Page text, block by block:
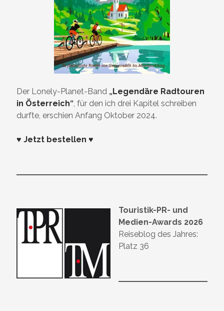
Der Lonely-Planet-Band „Legendäre Radtouren
in Österreich“ , für den ich drei Kapitel schreiben
durfte, erschien Anfang Oktober 2024.
♥ Jetzt bestellen ♥
Touristik-PR- und
Medien-Awards 2026
Reiseblog des Jahres:
Platz 36